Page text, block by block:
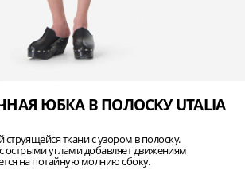
ЮБКА В ПОЛОСКУ UTALIA
струящейся ткани с узором в полоску.
углами добавляет движениям
на потайную молнию сбоку.